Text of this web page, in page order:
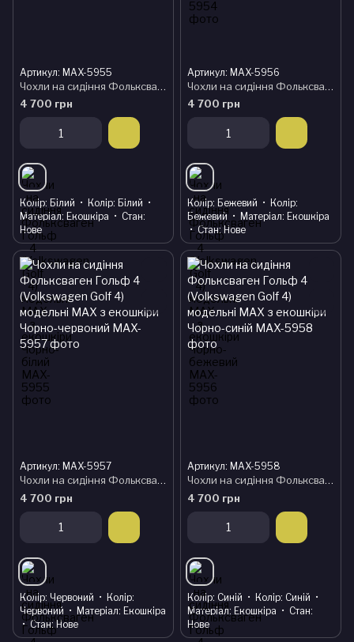
Артикул: MAX-5955
Чохли на сидіння Фольксваген Гольф 4 (Volkswagen Golf 4) модельні MAX з екошкіри Чорно-білий
4 700 грн
Колір Білий Колір Білий
Матеріал Екошкіра
Стан
Нове
Артикул: MAX-5956
Чохли на сидіння Фольксваген Гольф 4 (Volkswagen Golf 4) модельні MAX з екошкіри Чорно-бежевий
4 700 грн
Колір Бежевий
Колір
Бежевий
Матеріал Екошкіра
Стан Нове
Артикул: MAX-5957
Чохли на сидіння Фольксваген Гольф 4 (Volkswagen Golf 4) модельні MAX з екошкіри Чорно-червоний
4 700 грн
Колір Червоний
Колір
Червоний
Матеріал Екошкіра
Стан Нове
Артикул: MAX-5958
Чохли на сидіння Фольксваген Гольф 4 (Volkswagen Golf 4) модельні MAX з екошкіри Чорно-синій
4 700 грн
Колір Синій Колір Синій
Матеріал Екошкіра
Стан
Нове